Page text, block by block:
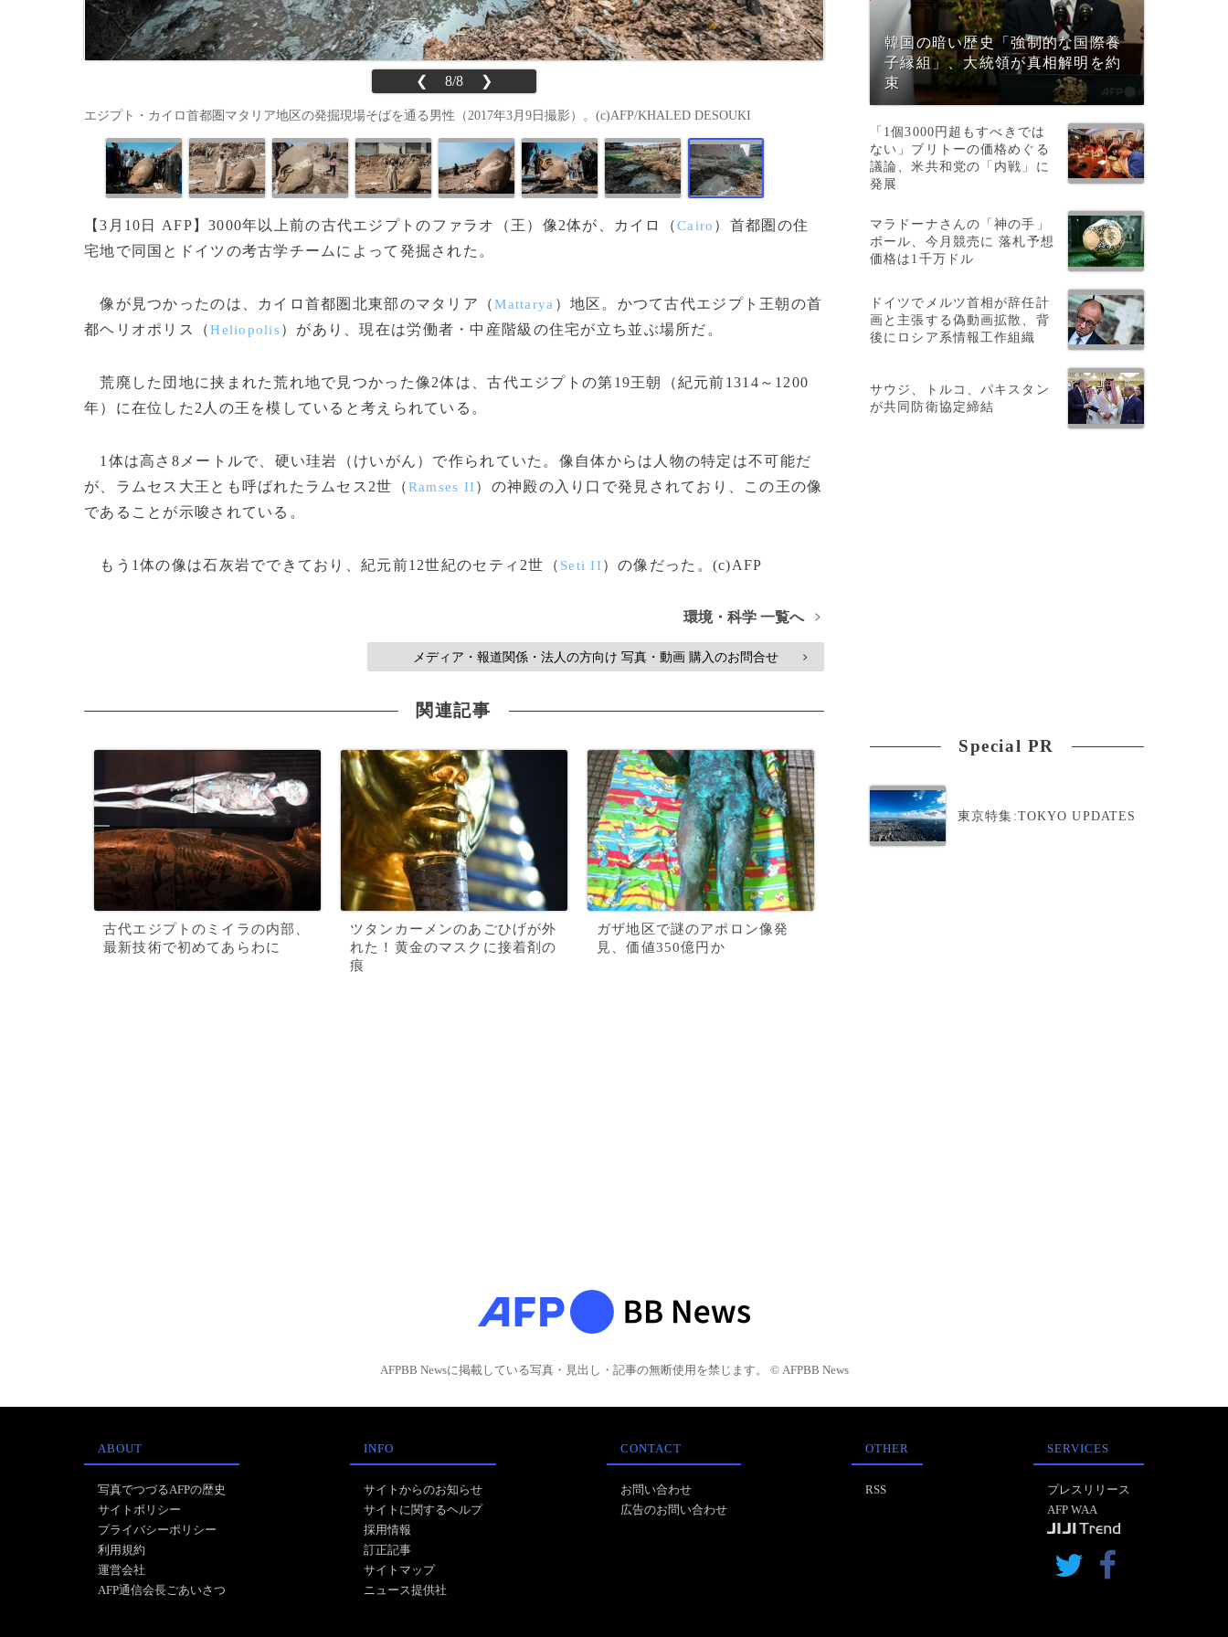
❮ 8/8 ❯
エジプト・カイロ首都圏マタリア地区の発掘現場そばを通る男性（2017年3月9日撮影）。(c)AFP/KHALED DESOUKI
【3月10日 AFP】3000年以上前の古代エジプトのファラオ（王）像2体が、カイロ（Cairo ）首都圏の住
宅地で同国とドイツの考古学チームによって発掘された。
像が見つかったのは、カイロ首都圏北東部のマタリア（Mattarya ）地区。かつて古代エジプト王朝の首
都ヘリオポリス（Heliopolis）があり、現在は労働者・中産階級の住宅が立ち並ぶ場所だ。
荒廃した団地に挟まれた荒れ地で見つかった像2体は、古代エジプトの第19王朝（紀元前1314～1200
年）に在位した2人の王を模していると考えられている。
1体は高さ8メートルで、硬い珪岩（けいがん）で作られていた。像自体からは人物の特定は不可能だ
が、ラムセス大王とも呼ばれたラムセス2世（Ramses II）の神殿の入り口で発見されており、この王の像
であることが示唆されている。
もう1体の像は石灰岩でできており、紀元前12世紀のセティ2世（ Seti II）の像だった。(c)AFP
環境・科学 一覧へ >
メディア・報道関係・法人の方向け 写真・動画 購入のお問合せ >
関連記事
古代エジプトのミイラの内部、
最新技術で初めてあらわに
ツタンカーメンのあごひげが外
れた！黄金のマスクに接着剤の
痕
ガザ地区で謎のアポロン像発
見、価値350億円か
韓国の暗い歴史「強制的な国際養
子縁組」、大統領が真相解明を約
束
「1個3000円超もすべきでは
ない」ブリトーの価格めぐる
議論、米共和党の「内戦」に
発展
マラドーナさんの「神の手」
ボール、今月競売に 落札予想
価格は1千万ドル
ドイツでメルツ首相が辞任計
画と主張する偽動画拡散、背
後にロシア系情報工作組織
サウジ、トルコ、パキスタン
が共同防衛協定締結
Special PR
東京特集:TOKYO UPDATES
AFPBB Newsに掲載している写真・見出し・記事の無断使用を禁じます。 © AFPBB News
ABOUT
写真でつづるAFPの歴史
サイトポリシー
プライバシーポリシー
利用規約
運営会社
AFP通信会長ごあいさつ
INFO
サイトからのお知らせ
サイトに関するヘルプ
採用情報
訂正記事
サイトマップ
ニュース提供社
CONTACT
お問い合わせ
広告のお問い合わせ
OTHER
RSS
SERVICES
プレスリリース
AFP WAA